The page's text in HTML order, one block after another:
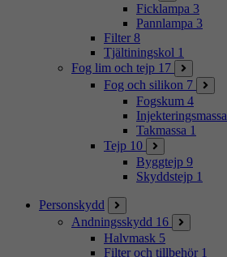
Ficklampa 3
Pannlampa 3
Filter 8
Tjältiningskol 1
Fog lim och tejp 17
Fog och silikon 7
Fogskum 4
Injekteringsmassa
Takmassa 1
Tejp 10
Byggtejp 9
Skyddstejp 1
Personskydd
Andningsskydd 16
Halvmask 5
Filter och tillbehör 1